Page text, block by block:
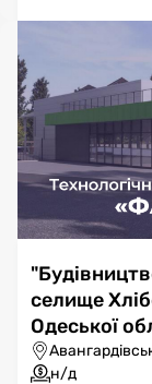
селище
Одеської
н/д